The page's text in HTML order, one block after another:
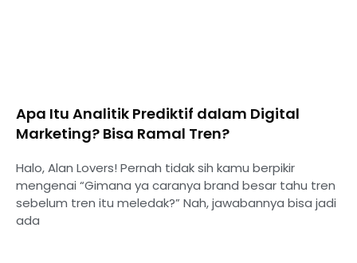
Apa Itu Analitik Prediktif dalam Digital
Marketing? Bisa Ramal Tren?
Halo, Alan Lovers! Pernah tidak sih kamu berpikir
mengenai “Gimana ya caranya brand besar tahu tren
sebelum tren itu meledak?” Nah, jawabannya bisa jadi
ada